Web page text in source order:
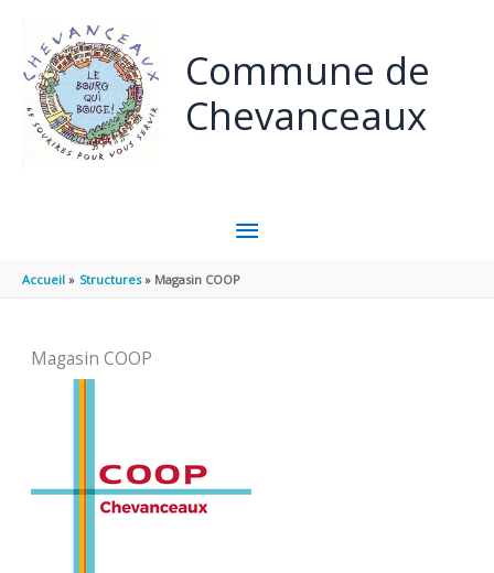
Commune de
Chevanceaux
MENU
PRINCIPAL
Accueil Structures Magasin COOP
Magasin COOP